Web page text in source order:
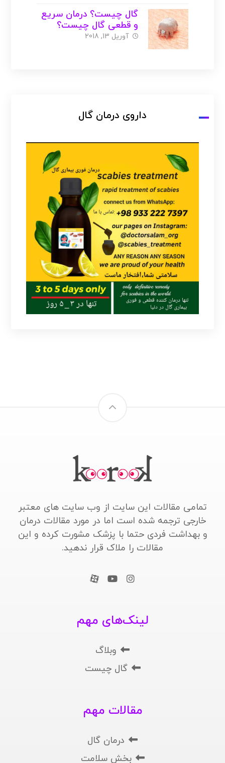
گال چیست؟ درمان سریع
و قطعی گال چیست؟
آوریل 13, 2018
داروی درمان گال
تمامی مقالات این سایت از وب سایت های معتبر
خارجی ترجمه شده است اما در مورد مقالات درمان
و بهداشت فردی حتما با پزشک مشورت کرده و این
مقالات را ملاک قرار ندهید.
لینک‌های مهم
وبلاگ
گال چیست
مقالات مهم
درمان گال
بخش سلامت